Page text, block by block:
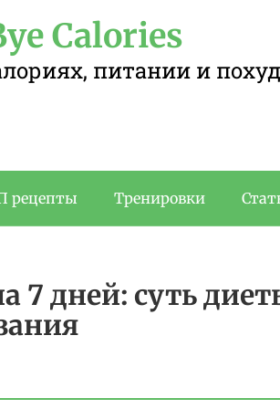
Calories
питании и
рецепты Тренировки
7 дней: суть